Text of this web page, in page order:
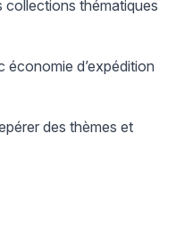
collections thématiques
d’expédition
des thèmes et